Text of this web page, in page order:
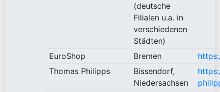
(deutsche
Filialen u.a. in
verschiedenen
Städten)
EuroShop Bremen
Thomas Philipps
Bissendorf,
Niedersachsen